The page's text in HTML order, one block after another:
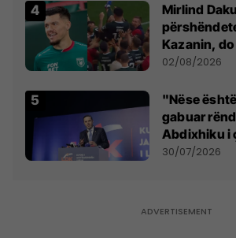
Mirlind
Kazanin,
miliona te
02/08/2026
"Nëse
gabuar
Abdixhiku i
Përparim
30/07/2026